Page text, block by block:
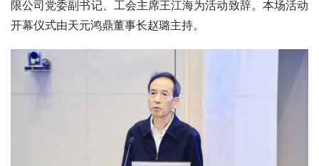
限公司党委副书记、工会主席王江海为活动致辞。本场活动
开幕仪式由天元鸿鼎董事长赵璐主持。